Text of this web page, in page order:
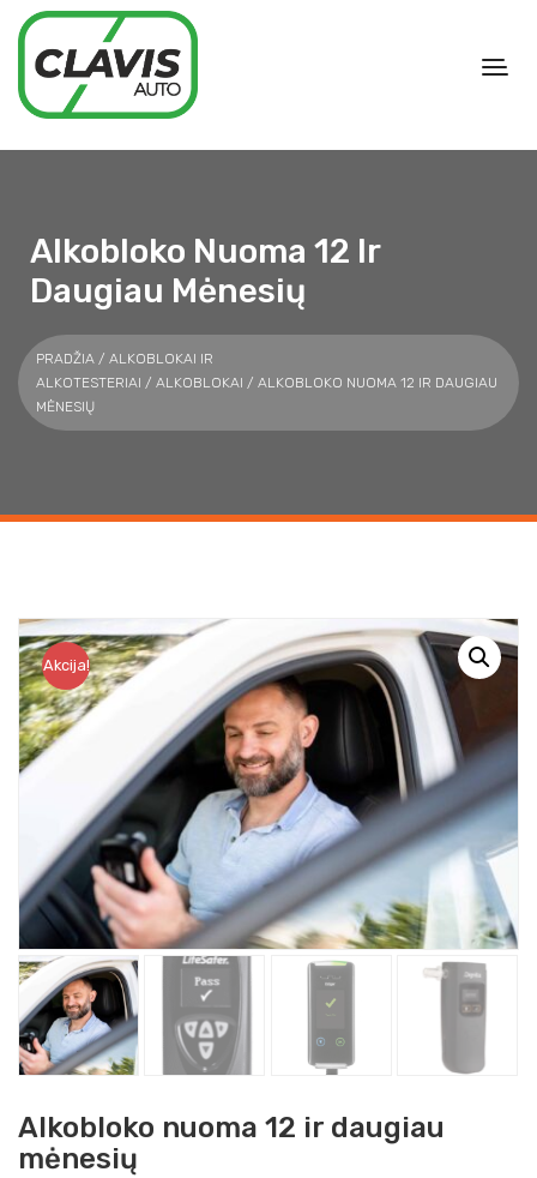
Alkobloko Nuoma 12 Ir
Daugiau Mėnesių
PRADŽIA / ALKOBLOKAI IR
ALKOTESTERIAI / ALKOBLOKAI / ALKOBLOKO NUOMA 12 IR DAUGIAU
MĖNESIŲ
Akcija!
Alkobloko nuoma 12 ir daugiau
mėnesių